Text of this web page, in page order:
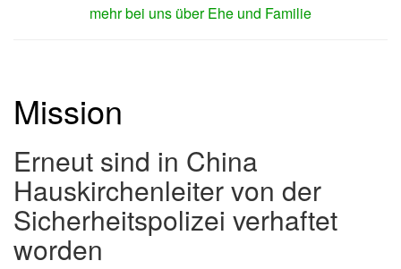
mehr bei uns über Ehe und Familie
Mission
Erneut sind in China
Hauskirchenleiter von der
Sicherheitspolizei verhaftet
worden